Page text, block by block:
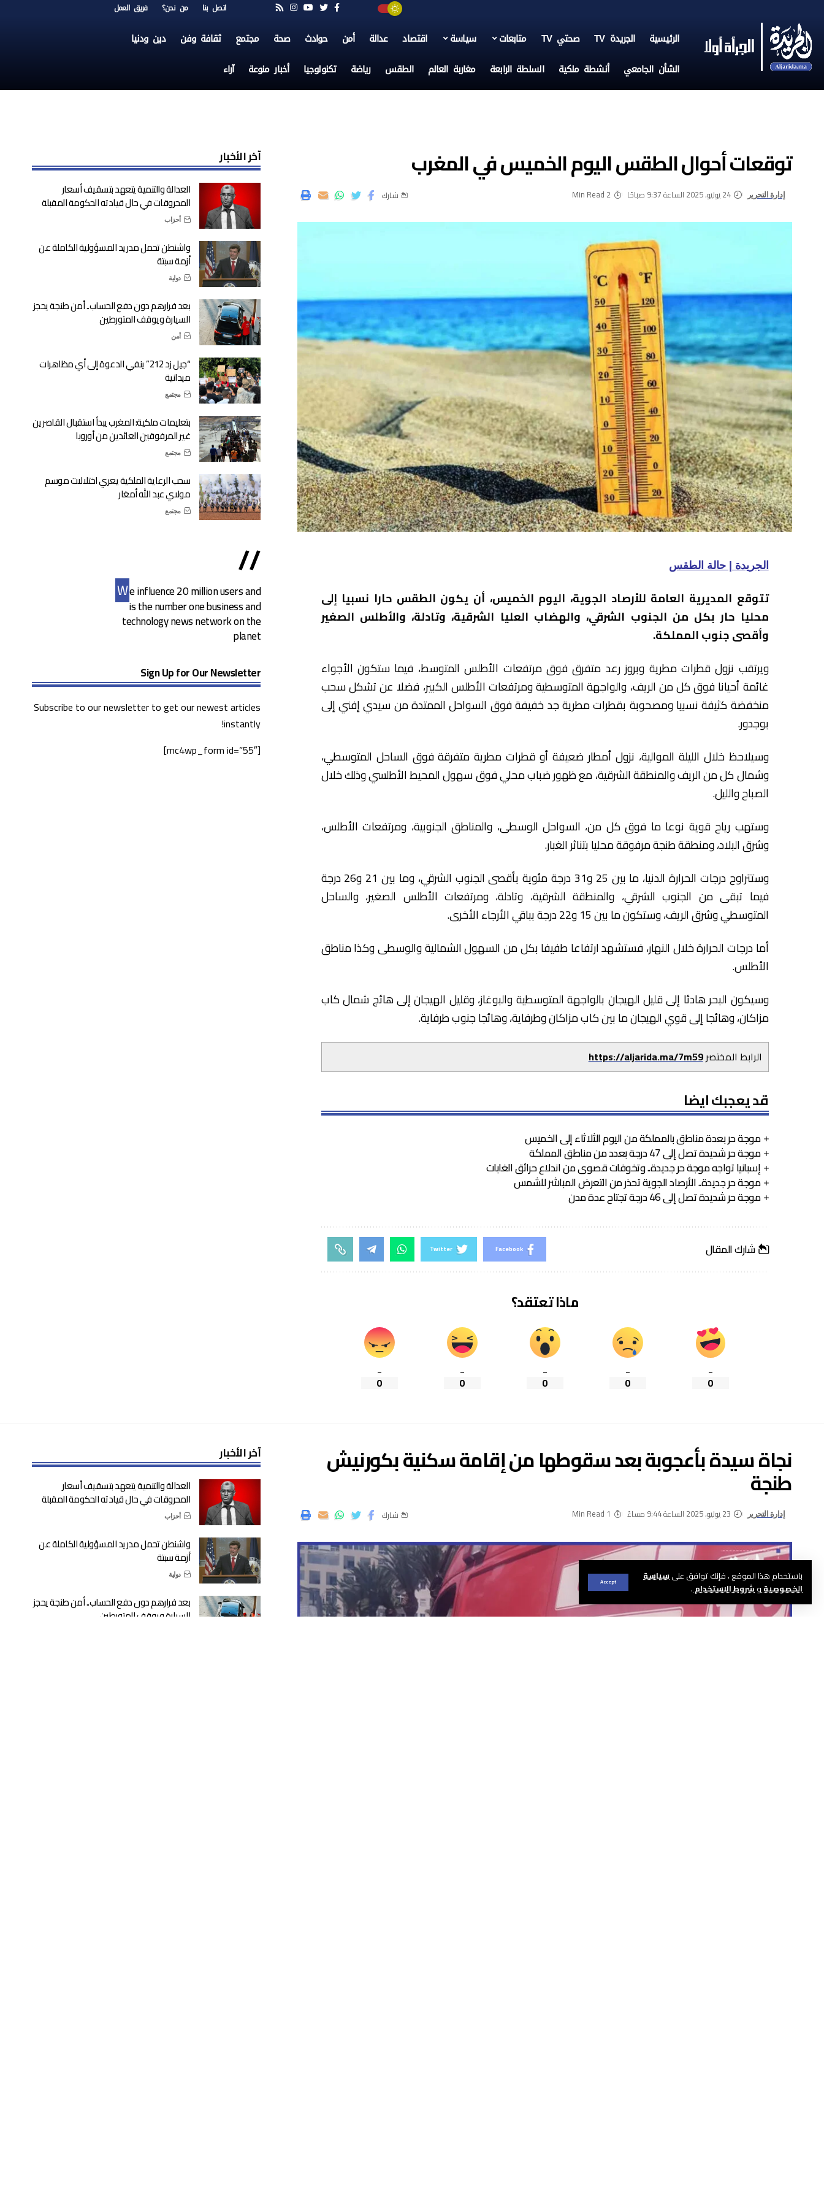
باستخدام هذا الموقع ، فإنك توافق علىسياسة
الخصوصيةوشروط الاستخدام.
Accept
اتصل بنا من نحن؟ فريق العمل
الرئيسية الجريدة TV صحتي TV متابعات سياسة اقتصاد عدالة أمن حوادث صحة مجتمع ثقافة وفن دين ودنيا
الشأن الجامعي أنشطة ملكية السلطة الرابعة مغاربة العالم الطقس رياضة تكنولوجيا أخبار منوعة آراء
توقعات أحوال الطقس اليوم الخميس في المغرب
إدارة التحرير 24 يوليو، 2025 الساعة 9:37 صباحًا 2 Min Read شارك
الجريدة | حالة الطقس
تتوقع المديرية العامة للأرصاد الجوية، اليوم الخميس، أن يكون الطقس حارا نسبيا إلى
محليا حار بكل من الجنوب الشرقي، والهضاب العليا الشرقية، وتادلة، والأطلس الصغير
وأقصى جنوب المملكة.
ويرتقب نزول قطرات مطرية وبروز رعد متفرق فوق مرتفعات الأطلس المتوسط، فيما ستكون الأجواء
غائمة أحيانا فوق كل من الريف، والواجهة المتوسطية ومرتفعات الأطلس الكبير، فضلا عن تشكل سحب
منخفضة كثيفة نسبيا ومصحوبة بقطرات مطرية جد خفيفة فوق السواحل الممتدة من سيدي إفني إلى
بوجدور.
وسيلاحظ خلال الليلة الموالية، نزول أمطار ضعيفة أو قطرات مطرية متفرقة فوق الساحل المتوسطي،
وشمال كل من الريف والمنطقة الشرقية، مع ظهور ضباب محلي فوق سهول المحيط الأطلسي وذلك خلال
الصباح والليل.
وستهب رياح قوية نوعا ما فوق كل من، السواحل الوسطى، والمناطق الجنوبية، ومرتفعات الأطلس،
وشرق البلاد، ومنطقة طنجة مرفوقة محليا بتناثر الغبار.
وستتراوح درجات الحرارة الدنيا، ما بين 25 و31 درجة مئوية بأقصى الجنوب الشرقي، وما بين 21 و26 درجة
فيما تبقى من الجنوب الشرقي، والمنطقة الشرقية، وتادلة، ومرتفعات الأطلس الصغير، والساحل
المتوسطي وشرق الريف، وستكون ما بين 15 و22 درجة بباقي الأرجاء الأخرى.
أما درجات الحرارة خلال النهار، فستشهد ارتفاعا طفيفا بكل من السهول الشمالية والوسطى وكذا مناطق
الأطلس.
وسيكون البحر هادئا إلى قليل الهيجان بالواجهة المتوسطية والبوغاز، وقليل الهيجان إلى هائج شمال كاب
مزاكان، وهائجا إلى قوي الهيجان ما بين كاب مزاكان وطرفاية، وهائجا جنوب طرفاية.
الرابط المختصرhttps://aljarida.ma/7m59
قد يعجبك ايضا
موجة حر بعدة مناطق بالمملكة من اليوم الثلاثاء إلى الخميس
موجة حر شديدة تصل إلى 47 درجة بعدد من مناطق المملكة
إسبانيا تواجه موجة حر جديدة.. وتخوفات قصوى من اندلاع حرائق الغابات
موجة حر جديدة.. الأرصاد الجوية تحذر من التعرض المباشر للشمس
موجة حر شديدة تصل إلى 46 درجة تجتاح عدة مدن
شارك المقال Facebook
Twitter
ماذا تعتقد؟
_
0
_
0
_
0
_
0
_
0
آخر الأخبار
العدالة والتنمية يتعهد بتسقيف أسعار
المحروقات في حال قيادته الحكومة المقبلة
أحزاب
واشنطن تحمل مدريد المسؤولية الكاملة عن
أزمة سبتة
دولية
بعد فرارهم دون دفع الحساب.. أمن طنجة يحجز
السيارة ويوقف المتورطين
أمن
“جيل زد 212” ينفي الدعوة إلى أي مظاهرات
ميدانية
مجتمع
بتعليمات ملكية: المغرب يبدأ استقبال القاصرين
غير المرفوقين العائدين من أوروبا
مجتمع
سحب الرعاية الملكية يعري اختلالات موسم
مولاي عبد الله أمغار
مجتمع
//
We influence 20 million users and
is the number one business and
technology news network on the
planet
Sign Up for Our Newsletter
Subscribe to our newsletter to get our newest articles
instantly!
[mc4wp_form id=”55″]
نجاة سيدة بأعجوبة بعد سقوطها من إقامة سكنية بكورنيش
طنجة
إدارة التحرير 23 يوليو، 2025 الساعة 9:44 مساءً 1 Min Read شارك
آخر الأخبار
العدالة والتنمية يتعهد بتسقيف أسعار
المحروقات في حال قيادته الحكومة المقبلة
أحزاب
واشنطن تحمل مدريد المسؤولية الكاملة عن
أزمة سبتة
دولية
بعد فرارهم دون دفع الحساب.. أمن طنجة يحجز
السيارة ويوقف المتورطين